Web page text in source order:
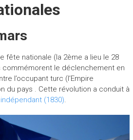
fête nationale (la 2ème a lieu le 28
le déclenchement en
l’occupant turc (l’Empire
du pays . Cette révolution a conduit à
(1830).